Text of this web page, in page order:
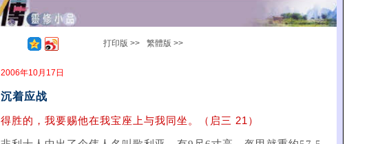
打印版 >> 繁體版 >>
2006年10月17日
沉着应战
得胜的，我要赐他在我宝座上与我同坐。（启三 21）